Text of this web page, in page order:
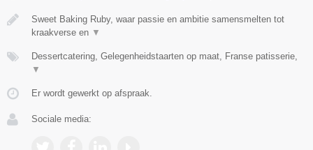
Sweet Baking Ruby, waar passie en ambitie samensmelten tot
kraakverse en ▼
Dessertcatering, Gelegenheidstaarten op maat, Franse patisserie,
▼
Er wordt gewerkt op afspraak.
Sociale media: